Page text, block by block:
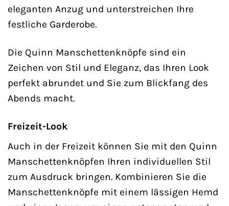
eleganten Anzug und unterstreichen Ihre
festliche Garderobe.
Die Quinn Manschettenknöpfe sind ein
Zeichen von Stil und Eleganz, das Ihren Look
perfekt abrundet und Sie zum Blickfang des
Abends macht.
Freizeit-Look
Auch in der Freizeit können Sie mit den Quinn
Manschettenknöpfen Ihren individuellen Stil
zum Ausdruck bringen. Kombinieren Sie die
Manschettenknöpfe mit einem lässigen Hemd